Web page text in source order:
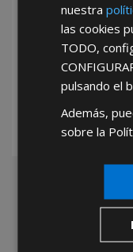
*Abstenerse
nuestra
las cookies
TODO,
pulsando el
Además,
sobre la